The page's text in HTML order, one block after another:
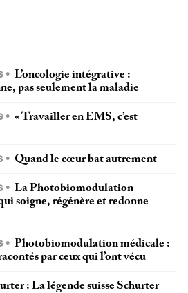
L’oncologie intégrative :
pas seulement la maladie
« Travailler en EMS, c’est
Quand le cœur bat autrement
La Photobiomodulation
soigne, régénère et redonne
Photobiomodulation médicale :
par ceux qui l’ont vécu
: La légende suisse Schurter